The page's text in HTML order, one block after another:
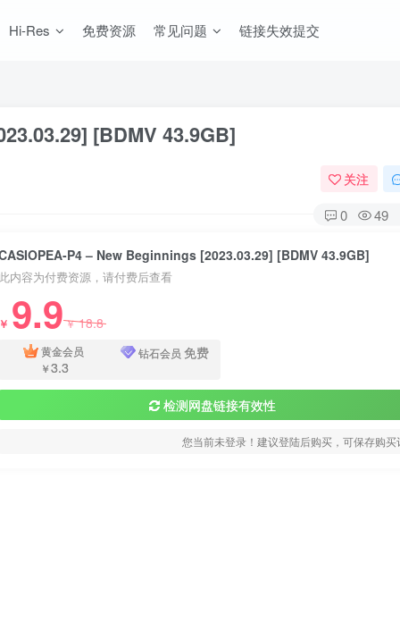
Hi-Res 免费资源 常见问题 链接失效提交
[BDMV 43.9GB]
关注
0 49
P4 – New Beginnings [2023.03.29] [BDMV 43.9GB]
此内容为付费资源，请付费后查看
￥ 9.9￥18.8
黄金会员
￥3.3
钻石会员 免费
检测网盘链接有效性
您当前未登录！建议登陆后购买，可保存购买